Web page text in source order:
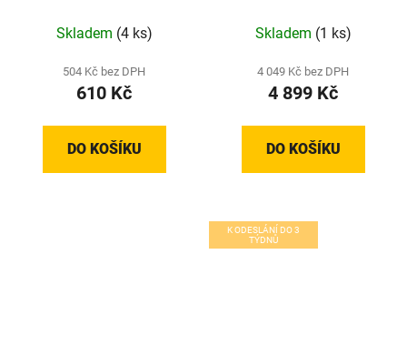
Skladem (4 ks)
504 Kč bez DPH
610 Kč
DO KOŠÍKU
Skladem (1 ks)
4 049 Kč bez DPH
4 899 Kč
DO KOŠÍKU
K ODESLÁNÍ DO 3
TÝDNŮ